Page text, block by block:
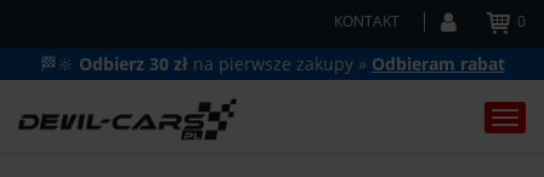
KONTAKT 0
🏁🔆 Odbierz 30 zł na pierwsze zakupy » Odbieram rabat